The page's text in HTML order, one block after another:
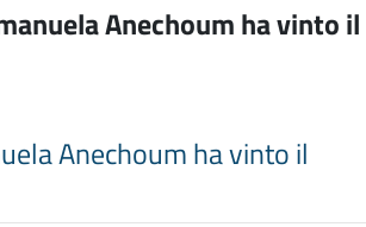
Anechoum ha vinto il
Anechoum ha vinto il